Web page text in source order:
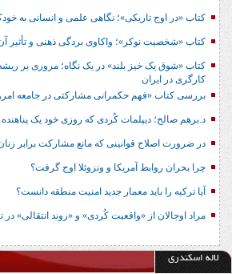
کتاب «در اوج تاریکی»؛ نگاهی علمی و انسانی به
کتاب «شخصیت نوکر»؛ واکاوی بردگی ذهنی و تأثیر
کارگری در ایران
بررسی کتاب «فهم حکمرانی مشارکتی در جامعه
د.برهم صالح؛ دیپلمات کُردی که روزی خود یک پناهنده
در ضرورت اصلاح قوانینی که مانع مشارکت برابر
چرا بحران روابط آمریکا و ونزوئلا اوج گرفت؟
آیا ترکیه را باید معمار جدید امنیت منطقه دانست؟
مراد اوجالان از «واقعیت کُردی» و «روند انتقالی»
لاله اسکندری